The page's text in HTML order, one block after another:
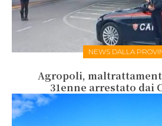
NEWS DALLA
Agropoli,
31enne arrestato dai